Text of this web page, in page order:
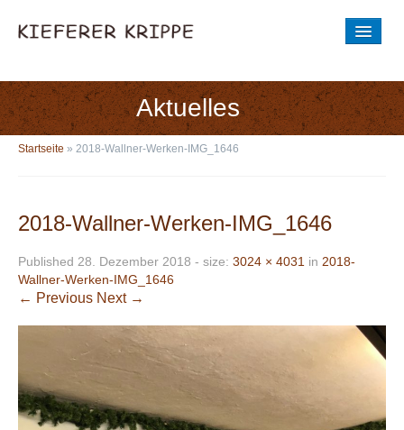
DIE GESCHICHTE
AUSSTELLUNG
BESICHTIGUNGSZEIT
AKTUELLES
Aus der Krippe
Aus der Krippenwerkstatt
Aktuelles
Startseite » 2018-Wallner-Werken-IMG_1646
2018-Wallner-Werken-IMG_1646
Published 28. Dezember 2018 - size: 3024 × 4031 in 2018-
Wallner-Werken-IMG_1646
← Previous Next →